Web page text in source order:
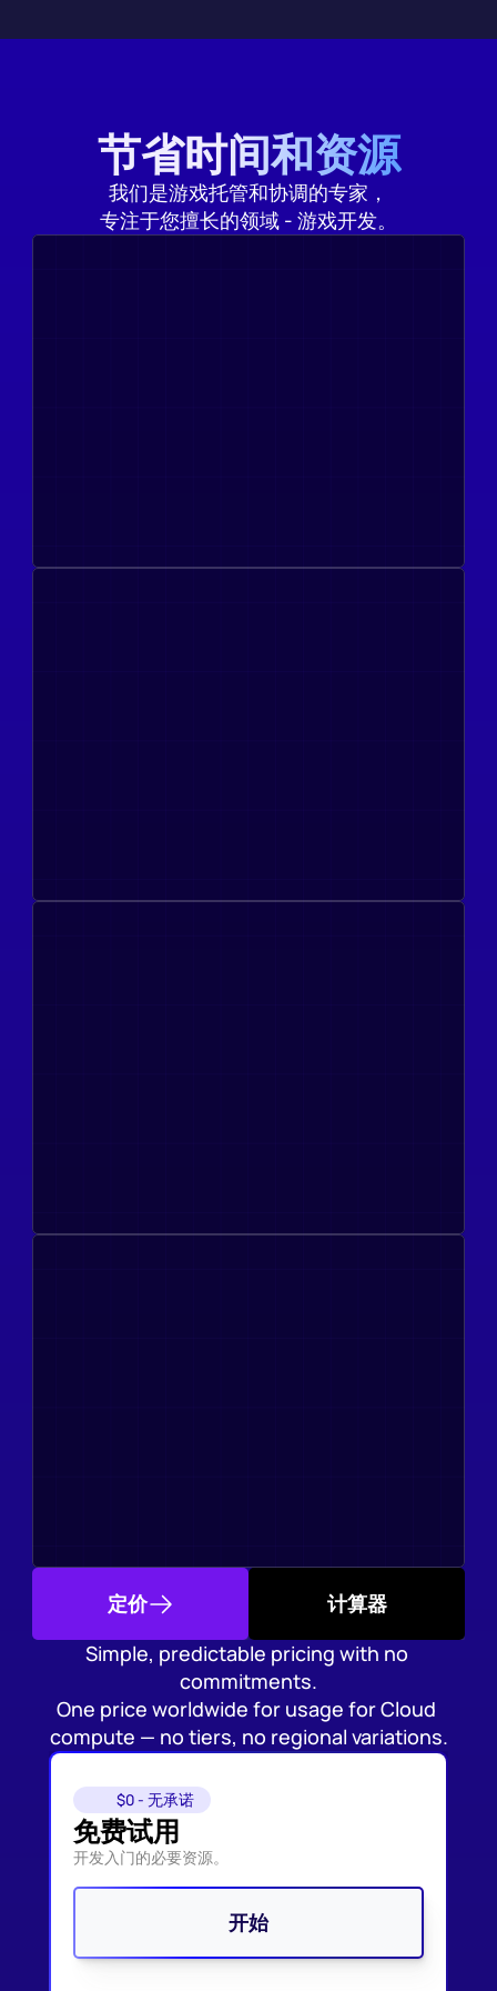
节省时间和资源
我们是游戏托管和协调的专家，
专注于您擅长的领域 - 游戏开发。
定价
计算器
Simple, predictable pricing with no
commitments.
One price worldwide for usage for Cloud
compute — no tiers, no regional variations.
$0 - 无承诺
免费试用
开发入门的必要资源。
开始